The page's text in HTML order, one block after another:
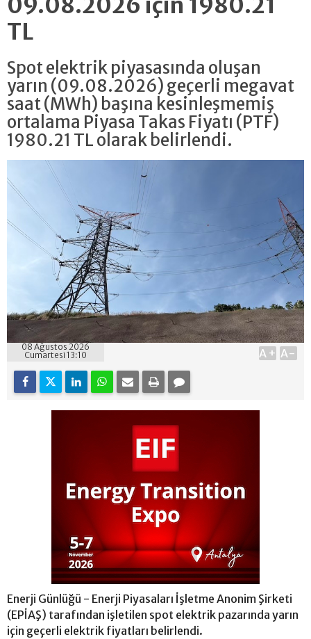
09.08.2026 için 1980.21
TL
Spot elektrik piyasasında oluşan
yarın (09.08.2026) geçerli megavat
saat (MWh) başına kesinleşmemiş
ortalama Piyasa Takas Fiyatı (PTF)
1980.21 TL olarak belirlendi.
08 Ağustos 2026
Cumartesi 13:10
A+ A-
Enerji Günlüğü - Enerji Piyasaları İşletme Anonim Şirketi
(EPİAŞ) tarafından işletilen spot elektrik pazarında yarın
için geçerli elektrik fiyatları belirlendi.